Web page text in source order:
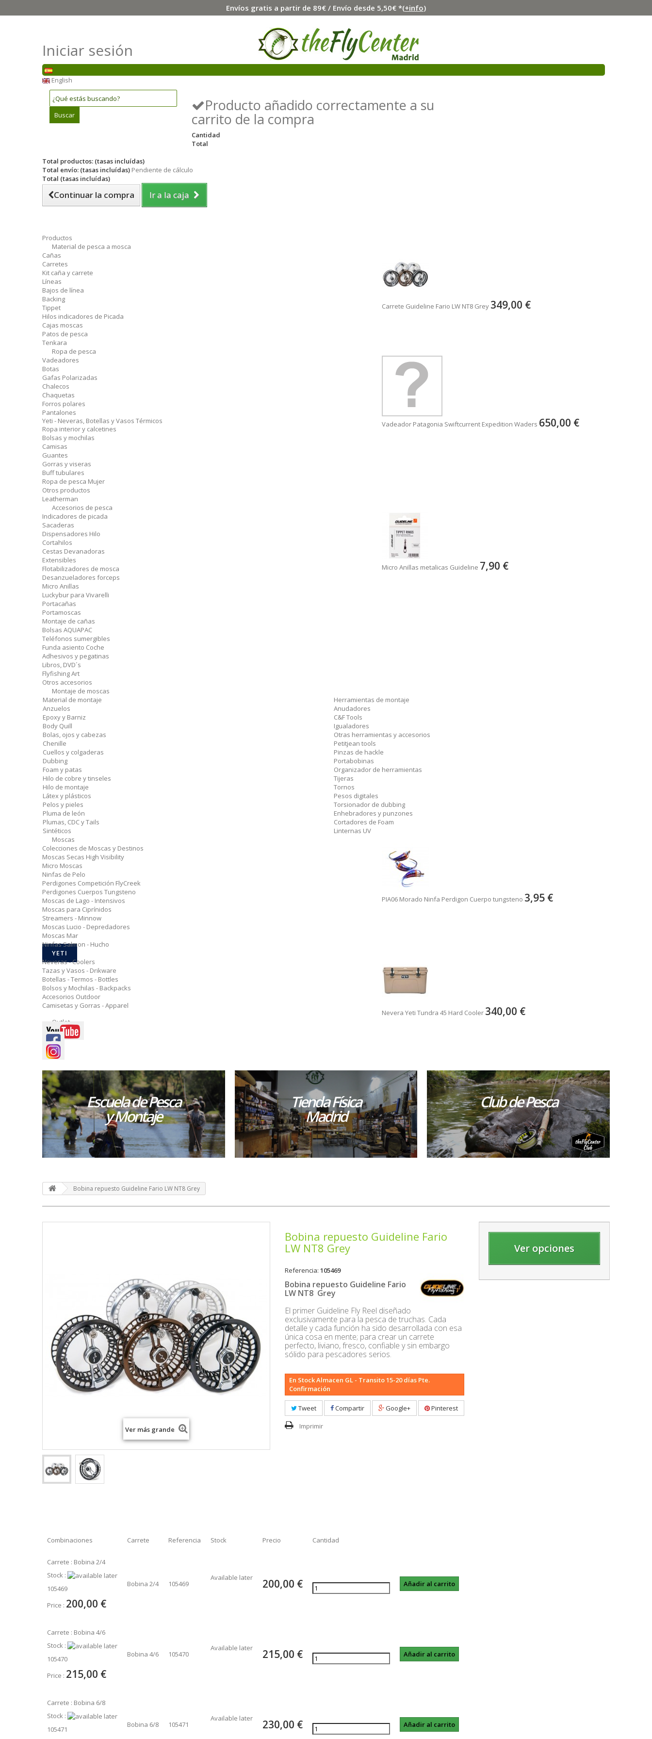
Envíos gratis a partir de 89€ / Envío desde 5,50€ *(+info)
Iniciar sesión
English
Buscar
Producto añadido correctamente a su
carrito de la compra
Cantidad
Total
Total productos: (tasas incluídas)
Total envío: (tasas incluídas) Pendiente de cálculo
Total (tasas incluídas)
Continuar la compra Ir a la caja
Productos
Material de pesca a mosca
Cañas
Carretes
Kit caña y carrete
Líneas
Bajos de línea
Backing
Tippet
Hilos indicadores de Picada
Cajas moscas
Patos de pesca
Tenkara
Carrete Guideline Fario LW NT8 Grey 349,00 €
Ropa de pesca
Vadeadores
Botas
Gafas Polarizadas
Chalecos
Chaquetas
Forros polares
Pantalones
Yeti - Neveras, Botellas y Vasos Térmicos
Ropa interior y calcetines
Bolsas y mochilas
Camisas
Guantes
Gorras y viseras
Buff tubulares
Ropa de pesca Mujer
Otros productos
Leatherman
Vadeador Patagonia Swiftcurrent Expedition Waders 650,00 €
Accesorios de pesca
Indicadores de picada
Sacaderas
Dispensadores Hilo
Cortahilos
Cestas Devanadoras
Extensibles
Flotabilizadores de mosca
Desanzueladores forceps
Micro Anillas
Luckybur para Vivarelli
Portacañas
Portamoscas
Montaje de cañas
Bolsas AQUAPAC
Teléfonos sumergibles
Funda asiento Coche
Adhesivos y pegatinas
Libros, DVD´s
Flyfishing Art
Otros accesorios
Micro Anillas metalicas Guideline 7,90 €
Montaje de moscas
Material de montaje
Anzuelos
Epoxy y Barniz
Body Quill
Bolas, ojos y cabezas
Chenille
Cuellos y colgaderas
Dubbing
Foam y patas
Hilo de cobre y tinseles
Hilo de montaje
Látex y plásticos
Pelos y pieles
Pluma de león
Plumas, CDC y Tails
Sintéticos
Herramientas de montaje
Anudadores
C&F Tools
Igualadores
Otras herramientas y accesorios
Petitjean tools
Pinzas de hackle
Portabobinas
Organizador de herramientas
Tijeras
Tornos
Pesos digitales
Torsionador de dubbing
Enhebradores y punzones
Cortadores de Foam
Linternas UV
Moscas
Colecciones de Moscas y Destinos
Moscas Secas High Visibility
Micro Moscas
Ninfas de Pelo
Perdigones Competición FlyCreek
Perdigones Cuerpos Tungsteno
Moscas de Lago - Intensivos
Moscas para Ciprínidos
Streamers - Minnow
Moscas Lucio - Depredadores
Moscas Mar
Ninfas Salmon - Hucho
PIA06 Morado Ninfa Perdigon Cuerpo tungsteno 3,95 €
YETI
Neveras - Coolers
Tazas y Vasos - Drikware
Botellas - Termos - Bottles
Bolsos y Mochilas - Backpacks
Accesorios Outdoor
Camisetas y Gorras - Apparel
Nevera Yeti Tundra 45 Hard Cooler 340,00 €
Outlet
Escuela de Pesca
y Montaje
Tienda Física
Madrid
Club de Pesca
Bobina repuesto Guideline Fario LW NT8 Grey
Ver más grande
Bobina repuesto Guideline Fario
LW NT8 Grey
Referencia: 105469
Bobina repuesto Guideline Fario
LW NT8 Grey
El primer Guideline Fly Reel diseñado
exclusivamente para la pesca de truchas. Cada
detalle y cada función ha sido desarrollada con esa
única cosa en mente; para crear un carrete
perfecto, liviano, fresco, confiable y sin embargo
sólido para pescadores serios.
En Stock Almacen GL - Transito 15-20 días Pte.
Confirmación
Tweet Compartir Google+ Pinterest
Imprimir
Ver opciones
Combinaciones Carrete Referencia Stock Precio Cantidad
Carrete : Bobina 2/4
Stock :
105469
Price : 200,00 €
Bobina 2/4 105469
Available later 200,00 €
Carrete : Bobina 4/6
Stock :
105470
Price : 215,00 €
Bobina 4/6 105470
Available later 215,00 €
Carrete : Bobina 6/8
Stock :
105471
Bobina 6/8 105471
Available later 230,00 €